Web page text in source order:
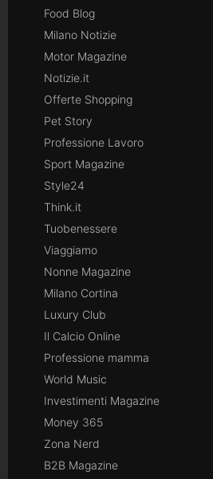
Food Blog
Milano Notizie
Motor Magazine
Notizie.it
Offerte Shopping
Pet Story
Professione Lavoro
Sport Magazine
Style24
Think.it
Tuobenessere
Viaggiamo
Nonne Magazine
Milano Cortina
Luxury Club
Il Calcio Online
Professione mamma
World Music
Investimenti Magazine
Money 365
Zona Nerd
B2B Magazine